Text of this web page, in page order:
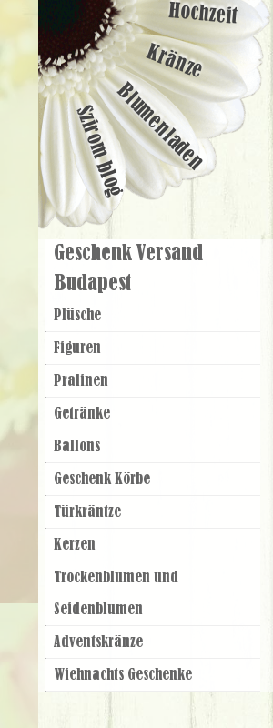
Hochzeit
Kränze
Blumenladen
Szirom blog
Geschenk Versand
Budapest
Plüsche
Figuren
Pralinen
Getränke
Ballons
Geschenk Körbe
Türkräntze
Kerzen
Trockenblumen und
Seidenblumen
Adventskränze
Wiehnachts Geschenke